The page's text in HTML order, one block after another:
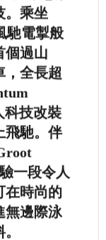
。乘坐
馳電掣般
個過山
，全長超
科技改裝
飛馳。伴
一段令人
在時尚的
無邊際泳